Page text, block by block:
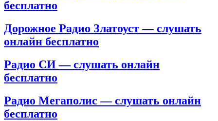
бесплатно
Дорожное Радио Златоуст — слушать
онлайн бесплатно
Радио СИ — слушать онлайн
бесплатно
Радио Мегаполис — слушать онлайн
бесплатно